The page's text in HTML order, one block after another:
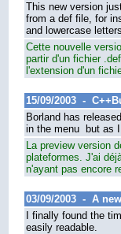
This new version
from a def file, for
and lowercase
Cette nouvelle
partir d'un fichier
l'extension d'un
15/09/2003 -
Borland has
in the menu but as
La preview version
plateformes. J'ai
n'ayant pas encore
03/09/2003 - A
I finally found the
easily readable.